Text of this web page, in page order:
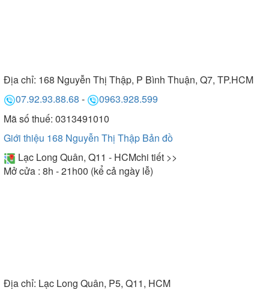
Địa chỉ: 168 Nguyễn Thị Thập, P Bình Thuận, Q7, TP.HCM
07.92.93.88.68 -
0963.928.599
Mã số thuế: 0313491010
Giới thiệu 168 Nguyễn Thị Thập Bản đồ
Lạc Long Quân, Q11 - HCMchi tiết >>
Mở cửa : 8h - 21h00 (kể cả ngày lễ)
Địa chỉ: Lạc Long Quân, P5, Q11, HCM